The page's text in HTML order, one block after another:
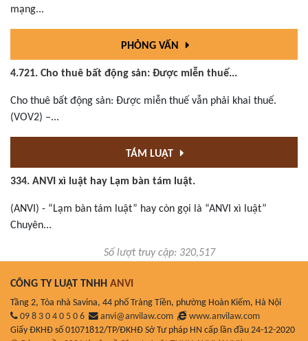
mạng...
PHỎNG VẤN
4.721. Cho thuê bất động sản: Được miễn thuế...
Cho thuê bất động sản: Được miễn thuế vẫn phải khai thuế.
(VOV2) –...
TÁM LUẬT
334. ANVI xì luật hay Lạm bàn tám luật.
(ANVI) - “Lạm bàn tám luật” hay còn gọi là “ANVI xì luật”
Chuyên...
Số lượt truy cập: 320,517
CÔNG TY LUẬT TNHH ANVI
Tầng 2, Tòa nhà Savina, 44 phố Tràng Tiền, phường Hoàn Kiếm, Hà Nội
09 8 3 0 4 0 5 0 6
anvi@anvilaw.com
www.anvilaw.com
Giấy ĐKHĐ số 01071812/TP/ĐKHĐ Sở Tư pháp HN cấp lần đầu 24-12-2020